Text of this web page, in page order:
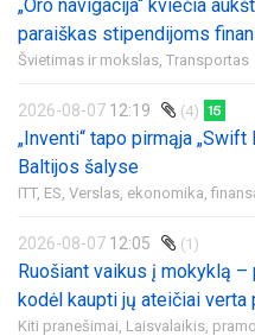
„Oro navigacija“ kviečia
paraiškas stipendijoms
Švietimas ir mokslas, Transportas
2026-08-07 12:19 (4)
„Inventi“ tapo pirmąja
Baltijos šalyse
ITT, ES, Verslas, ekonomika,
2026-08-07 12:05 (1)
Ruošiant vaikus į mokyklą
kodėl kaupti jų ateičiai verta
Kiti pranešimai, Laisvalaikis,